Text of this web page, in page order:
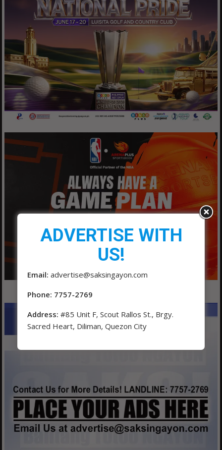
ADVERTISE WITH
US!
Email: advertise@saksingayon.com
Phone: 7757-2769
Address: #85 Unit F, Scout Rallos St., Brgy.
Sacred Heart, Diliman, Quezon City